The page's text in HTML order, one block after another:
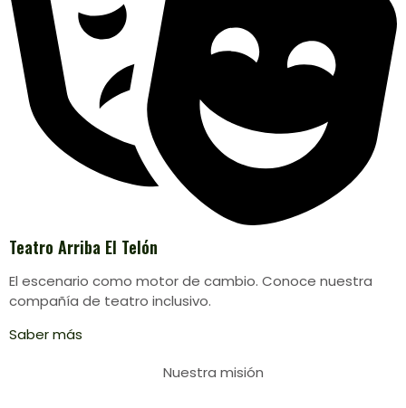
Teatro Arriba El Telón
El escenario como motor de cambio. Conoce nuestra
compañía de teatro inclusivo.
Saber más
Nuestra misión